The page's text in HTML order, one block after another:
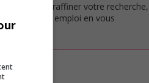
outils pour raffiner votre recherche,
d'intérêt en emploi en vous